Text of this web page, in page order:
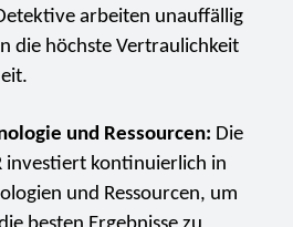
arbeiten unauffällig
die höchste Vertraulichkeit
und Ressourcen: Die
investiert kontinuierlich in
und Ressourcen, um